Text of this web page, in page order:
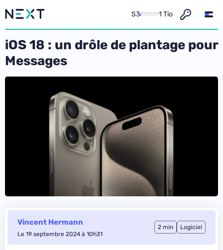
S3 1 Tio
iOS 18 : un drôle de plantage pour
Messages
Vincent Hermann
Le 19 septembre 2024 à 10h31
2 min Logiciel